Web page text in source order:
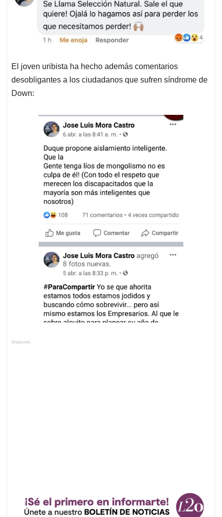
El joven uribista ha hecho además comentarios
desobligantes a los ciudadanos que sufren síndrome de
Down:
Anuncios.